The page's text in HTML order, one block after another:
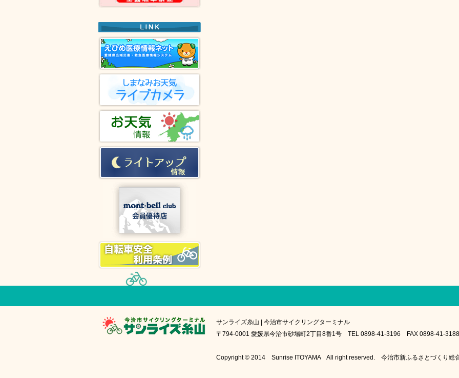
サンライズ糸山 | 今治市サイクリングターミナル
〒794-0001 愛媛県今治市砂場町2丁目8番1号 TEL 0898-41-3196 FAX 0898-41-3188
Copyright © 2014 Sunrise ITOYAMA All right reserved. 今治市新ふるさとづくり総